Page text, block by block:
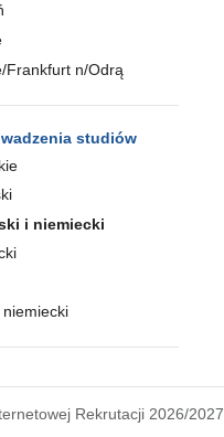
Frankfurt n/Odrą
studiów
i niemiecki
niemiecki
Rekrutacji 2026/2027